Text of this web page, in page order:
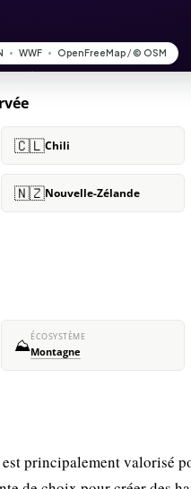
🇨🇱Chili
🇳🇿Nouvelle-Zélande
⛰️ÉCOSYSTÈME
Montagne
principalement valorisé